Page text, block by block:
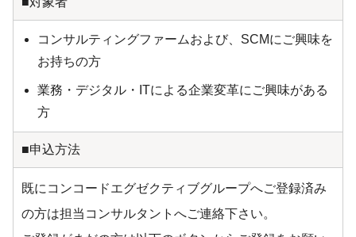
コンサルティングファームおよび、SCMにご興味を
お持ちの方
業務・デジタル・ITによる企業変革にご興味がある
方
■申込方法
既にコンコードエグゼクティブグループへご登録済み
の方は担当コンサルタントへご連絡下さい。